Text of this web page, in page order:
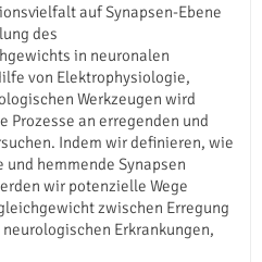
auf Synapsen-Ebene
des
in neuronalen
von Elektrophysiologie,
Werkzeugen wird
Prozesse an erregenden und
Indem wir definieren, wie
hemmende Synapsen
wir potenzielle Wege
zwischen Erregung
Erkrankungen,